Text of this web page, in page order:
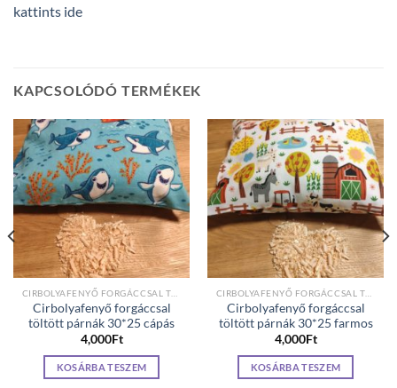
kattints ide
KAPCSOLÓDÓ TERMÉKEK
Cirbolyafenyő forgáccsal
töltött párnák 30*25 cápás
4,000Ft
KOSÁRBA TESZEM
Cirbolyafenyő forgáccsal
töltött párnák 30*25 farmos
4,000Ft
KOSÁRBA TESZEM